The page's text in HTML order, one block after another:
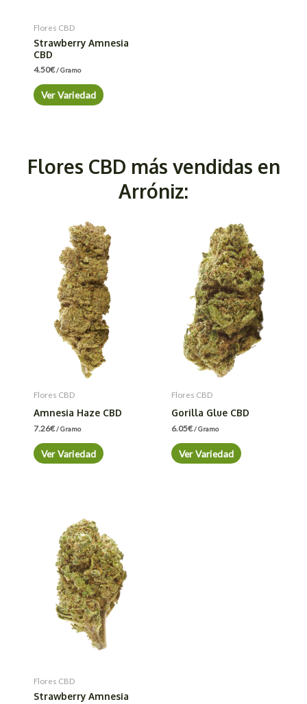
Flores CBD
Strawberry Amnesia
CBD
4.50€/ Gramo
Ver Variedad
Flores CBD más vendidas en
Arróniz:
Flores CBD
Amnesia Haze CBD
7.26€/ Gramo
Ver Variedad
Flores CBD
Gorilla Glue CBD
6.05€/ Gramo
Ver Variedad
Flores CBD
Strawberry Amnesia